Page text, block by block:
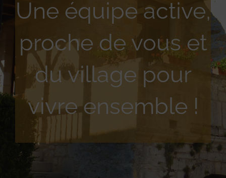
Une équipe active,
proche de vous et
du village pour
vivre ensemble !